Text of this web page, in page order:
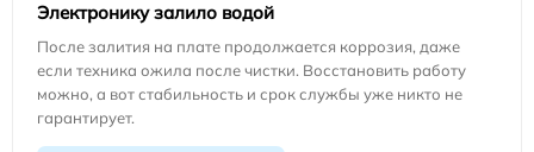
Электронику залило водой
После залития на плате продолжается коррозия, даже
если техника ожила после чистки. Восстановить работу
можно, а вот стабильность и срок службы уже никто не
гарантирует.